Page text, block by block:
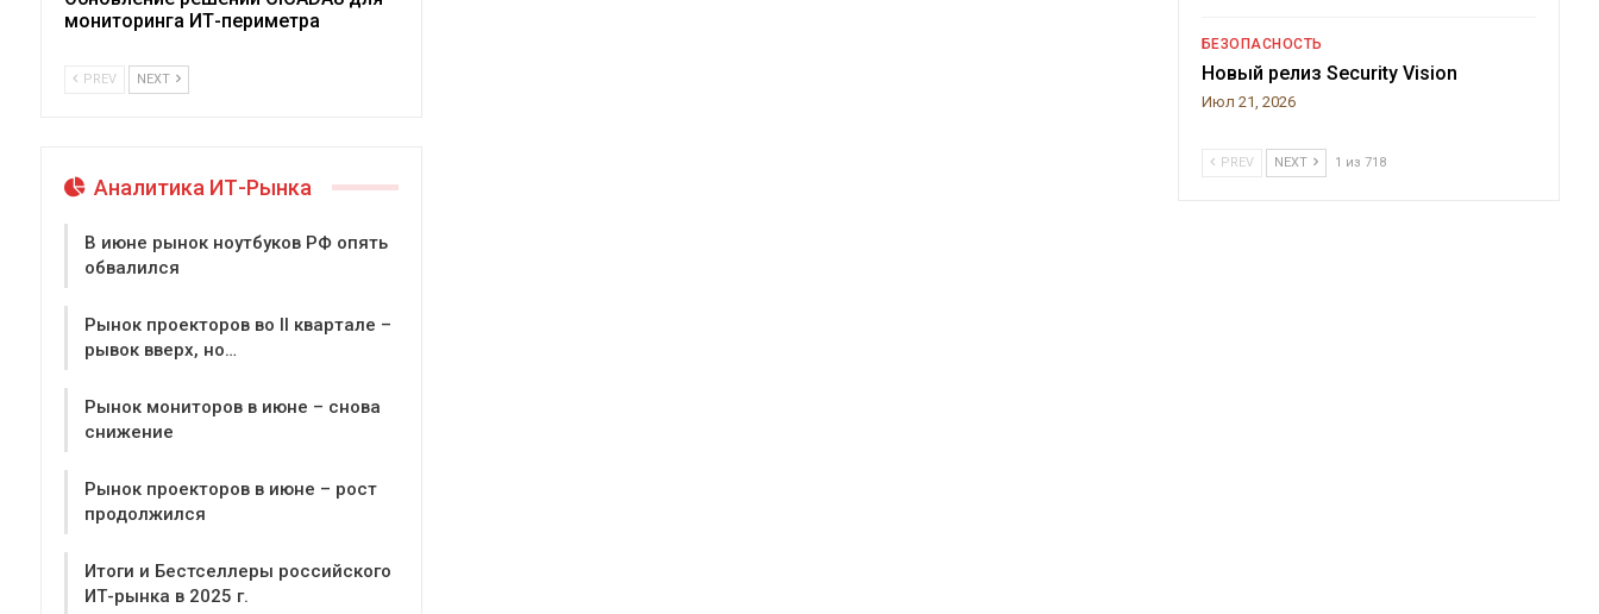
мониторинга ИТ-периметра
PREV NEXT
Аналитика ИТ-Рынка
В июне рынок ноутбуков РФ опять
обвалился
Рынок проекторов во II квартале –
рывок вверх, но…
Рынок мониторов в июне – снова
снижение
Рынок проекторов в июне – рост
продолжился
Итоги и Бестселлеры российского
ИТ-рынка в 2025 г.
БЕЗОПАСНОСТЬ
Новый релиз Security Vision
Июл 21, 2026
PREV NEXT 1 из 718